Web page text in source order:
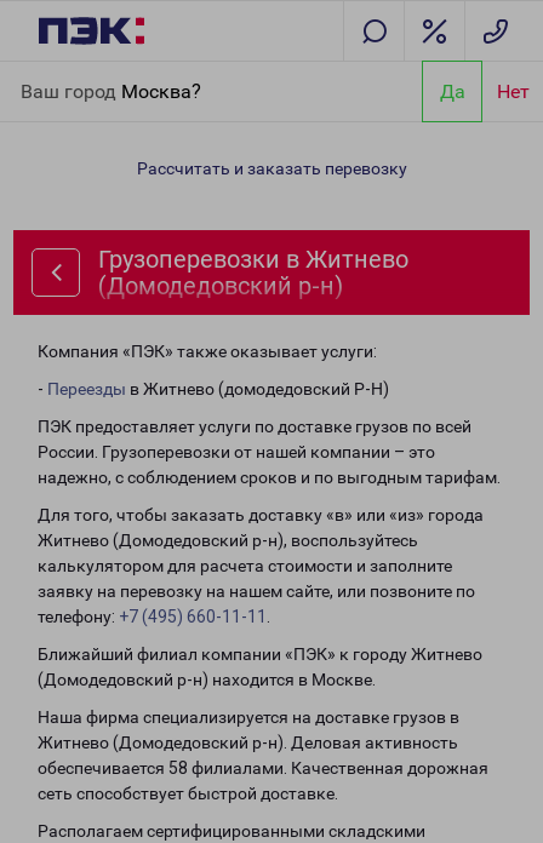
Ваш город Москва? Да Нет
(Домодедовский р-н)
Рассчитать и заказать перевозку
Грузоперевозки в Житнево
(Домодедовский р-н)
Компания «ПЭК» также оказывает услуги:
- Переезды в Житнево (домодедовский Р-Н)
ПЭК предоставляет услуги по доставке грузов по всей
России. Грузоперевозки от нашей компании – это
надежно, с соблюдением сроков и по выгодным тарифам.
Для того, чтобы заказать доставку «в» или «из» города
Житнево (Домодедовский р-н), воспользуйтесь
калькулятором для расчета стоимости и заполните
заявку на перевозку на нашем сайте, или позвоните по
телефону: +7 (495) 660-11-11
Ближайший филиал компании «ПЭК» к городу Житнево
(Домодедовский р-н) находится в Москве.
Наша фирма специализируется на доставке грузов в
Житнево (Домодедовский р-н). Деловая активность
обеспечивается 58 филиалами. Качественная дорожная
сеть способствует быстрой доставке.
Располагаем сертифицированными складскими